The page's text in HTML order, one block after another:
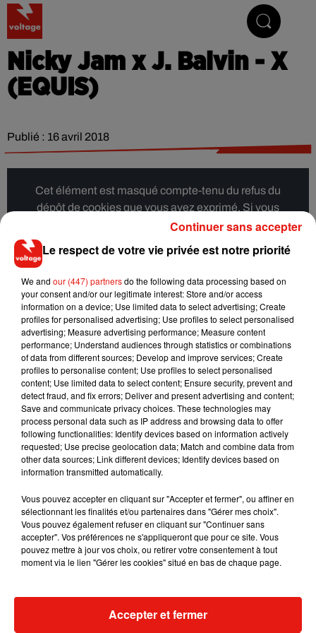
Nicky Jam x J. Balvin - X
(EQUIS)
Publié : 16 avril 2018
Cet élément est masqué compte-tenu du refus du
dépôt de cookies que vous avez exprimé. Si vous
souhaitez l'afficher, merci de nous donner votre accord
Musique
Fred again.. et Latin Mafia dévoilent
dévoilent «
+ DE MUSIQUE
Le respect de votre vie privée est notre priorité
We and our (447) partnersdo the following data processing based on
your consent and/or our legitimate interest: Store and/or access
information on a device; Use limited data to select advertising; Create
profiles for personalised advertising; Use profiles to select personalised
advertising; Measure advertising performance; Measure content
performance; Understand audiences through statistics or combinations
of data from different sources; Develop and improve services; Create
profiles to personalise content; Use profiles to select personalised
content; Use limited data to select content; Ensure security, prevent and
detect fraud, and fix errors; Deliver and present advertising and content;
Save and communicate privacy choices. These technologies may
process personal data such as IP address and browsing data to offer
following functionalities: Identify devices based on information actively
requested; Use precise geolocation data; Match and combine data from
other data sources; Link different devices; Identify devices based on
information transmitted automatically.
Vous pouvez accepter en cliquant sur "Accepter et fermer", ou affiner en
sélectionnant les finalités et/ou partenaires dans "Gérer mes choix".
Vous pouvez également refuser en cliquant sur "Continuer sans
accepter". Vos préférences ne s'appliqueront que pour ce site. Vous
pouvez mettre à jour vos choix, ou retirer votre consentement à tout
moment via le lien "Gérer les cookies" situé en bas de chaque page.
Accepter et fermer
Continuer sans accepter